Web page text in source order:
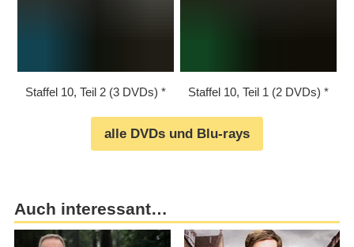
Staffel 10, Teil 2 (3 DVDs) Staffel 10, Teil 1 (2 DVDs)
alle DVDs und Blu-rays
Auch interessant…